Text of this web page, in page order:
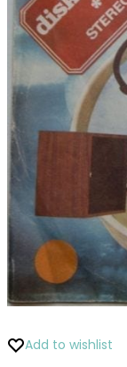
Add to wishlist